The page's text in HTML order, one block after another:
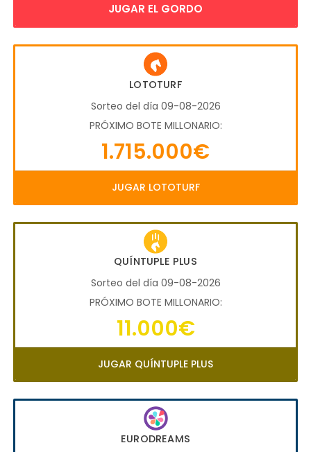
JUGAR EL GORDO
LOTOTURF
Sorteo del día 09-08-2026
PRÓXIMO BOTE MILLONARIO:
1.715.000€
JUGAR LOTOTURF
QUÍNTUPLE PLUS
Sorteo del día 09-08-2026
PRÓXIMO BOTE MILLONARIO:
11.000€
JUGAR QUÍNTUPLE PLUS
EURODREAMS